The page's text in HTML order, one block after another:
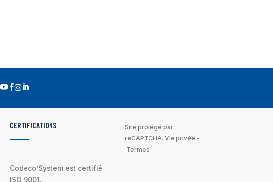
 
CERTIFICATIONS
Codeco’System est certifié
ISO 9001.
Site protégé par
reCAPTCHA.Vie privée –
Termes